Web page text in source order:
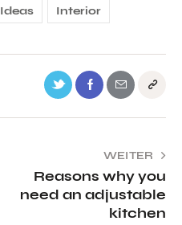
Ideas Interior
WEITER
Reasons why you
need an adjustable
kitchen